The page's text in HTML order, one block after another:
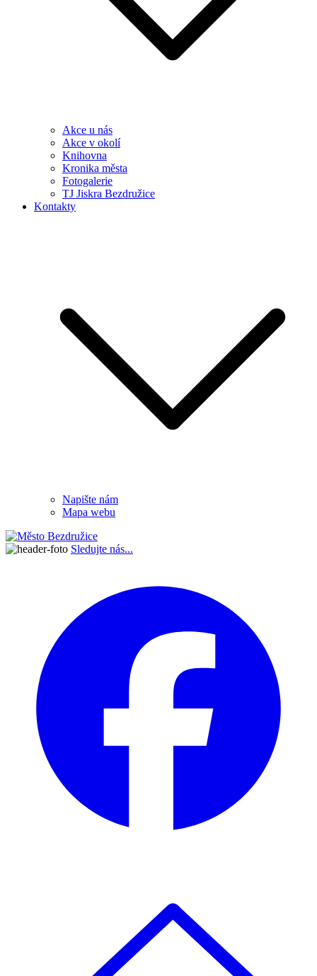
Akce u nás
Akce v okolí
Knihovna
Kronika města
Fotogalerie
TJ Jiskra Bezdružice
Kontakty
Napište nám
Mapa webu
Sledujte nás...